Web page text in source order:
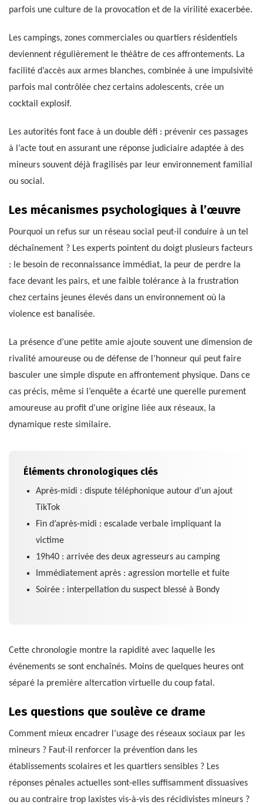
parfois une culture de la provocation et de la virilité exacerbée.
Les campings, zones commerciales ou quartiers résidentiels
deviennent régulièrement le théâtre de ces affrontements. La
facilité d’accès aux armes blanches, combinée à une impulsivité
parfois mal contrôlée chez certains adolescents, crée un
cocktail explosif.
Les autorités font face à un double défi : prévenir ces passages
à l’acte tout en assurant une réponse judiciaire adaptée à des
mineurs souvent déjà fragilisés par leur environnement familial
ou social.
Les mécanismes psychologiques à l’œuvre
Pourquoi un refus sur un réseau social peut-il conduire à un tel
déchaînement ? Les experts pointent du doigt plusieurs facteurs
: le besoin de reconnaissance immédiat, la peur de perdre la
face devant les pairs, et une faible tolérance à la frustration
chez certains jeunes élevés dans un environnement où la
violence est banalisée.
La présence d’une petite amie ajoute souvent une dimension de
rivalité amoureuse ou de défense de l’honneur qui peut faire
basculer une simple dispute en affrontement physique. Dans ce
cas précis, même si l’enquête a écarté une querelle purement
amoureuse au profit d’une origine liée aux réseaux, la
dynamique reste similaire.
Éléments chronologiques clés
Après-midi : dispute téléphonique autour d’un ajout
TikTok
Fin d’après-midi : escalade verbale impliquant la
victime
19h40 : arrivée des deux agresseurs au camping
Immédiatement après : agression mortelle et fuite
Soirée : interpellation du suspect blessé à Bondy
Cette chronologie montre la rapidité avec laquelle les
événements se sont enchaînés. Moins de quelques heures ont
séparé la première altercation virtuelle du coup fatal.
Les questions que soulève ce drame
Comment mieux encadrer l’usage des réseaux sociaux par les
mineurs ? Faut-il renforcer la prévention dans les
établissements scolaires et les quartiers sensibles ? Les
réponses pénales actuelles sont-elles suffisamment dissuasives
ou au contraire trop laxistes vis-à-vis des récidivistes mineurs ?